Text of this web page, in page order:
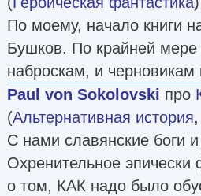
По моему, начало книги
Бушков. По крайней
наброскам, и черновикам
Paul von Sokolovski про
(Альтернативная история,
С нами славянские боги
Охренительное эпически
о том, КАК надо было